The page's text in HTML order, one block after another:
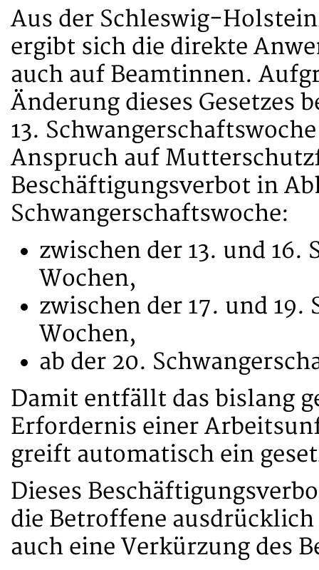
Aus der Schleswig-
ergibt sich die direkte
auch auf Beamtinnen.
Änderung dieses Gesetzes
13.
Anspruch auf
Beschäftigungsverbot in
Schwangerschaftswoche:
zwischen der 13. und 16.
Wochen,
zwischen der 17. und 19.
Wochen,
ab der 20.
Damit entfällt das bislang
Erfordernis einer
greift automatisch ein
Dieses
die Betroffene
auch eine Verkürzung des